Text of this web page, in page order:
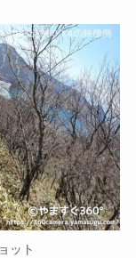
ット